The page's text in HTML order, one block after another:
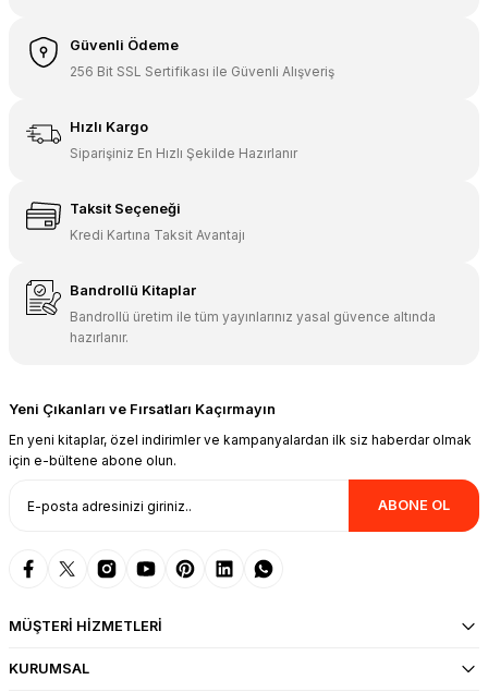
Güvenli Ödeme
256 Bit SSL Sertifikası ile Güvenli Alışveriş
Hızlı Kargo
Siparişiniz En Hızlı Şekilde Hazırlanır
Taksit Seçeneği
Kredi Kartına Taksit Avantajı
Bandrollü Kitaplar
Bandrollü üretim ile tüm yayınlarınız yasal güvence altında
hazırlanır.
Yeni Çıkanları ve Fırsatları Kaçırmayın
En yeni kitaplar, özel indirimler ve kampanyalardan ilk siz haberdar olmak
için e-bültene abone olun.
ABONE OL
MÜŞTERİ HİZMETLERİ
KURUMSAL